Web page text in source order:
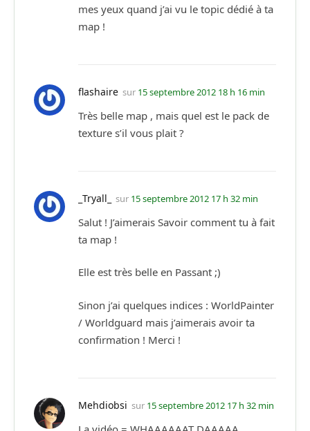
mes yeux quand j’ai vu le topic dédié à ta
map !
flashaire sur 15 septembre 2012 18 h 16 min
Très belle map , mais quel est le pack de
texture s’il vous plait ?
_Tryall_ sur 15 septembre 2012 17 h 32 min
Salut ! J’aimerais Savoir comment tu à fait
ta map !
Elle est très belle en Passant ;)
Sinon j’ai quelques indices : WorldPainter
/ Worldguard mais j’aimerais avoir ta
confirmation ! Merci !
Mehdiobsi sur 15 septembre 2012 17 h 32 min